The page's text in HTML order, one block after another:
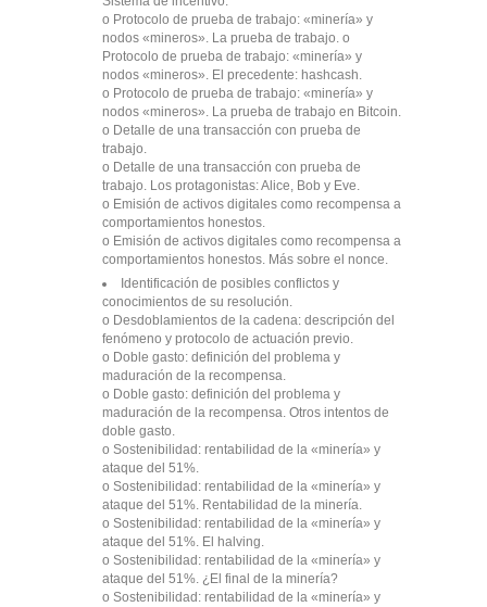
o Protocolo de prueba de trabajo: «minería» y
nodos «mineros». La prueba de trabajo. o
Protocolo de prueba de trabajo: «minería» y
nodos «mineros». El precedente: hashcash.
o Protocolo de prueba de trabajo: «minería» y
nodos «mineros». La prueba de trabajo en Bitcoin.
o Detalle de una transacción con prueba de
trabajo.
o Detalle de una transacción con prueba de
trabajo. Los protagonistas: Alice, Bob y Eve.
o Emisión de activos digitales como recompensa a
comportamientos honestos.
o Emisión de activos digitales como recompensa a
comportamientos honestos. Más sobre el nonce.
Identificación de posibles conflictos y
conocimientos de su resolución.
o Desdoblamientos de la cadena: descripción del
fenómeno y protocolo de actuación previo.
o Doble gasto: definición del problema y
maduración de la recompensa.
o Doble gasto: definición del problema y
maduración de la recompensa. Otros intentos de
doble gasto.
o Sostenibilidad: rentabilidad de la «minería» y
ataque del 51%.
o Sostenibilidad: rentabilidad de la «minería» y
ataque del 51%. Rentabilidad de la minería.
o Sostenibilidad: rentabilidad de la «minería» y
ataque del 51%. El halving.
o Sostenibilidad: rentabilidad de la «minería» y
ataque del 51%. ¿El final de la minería?
o Sostenibilidad: rentabilidad de la «minería» y